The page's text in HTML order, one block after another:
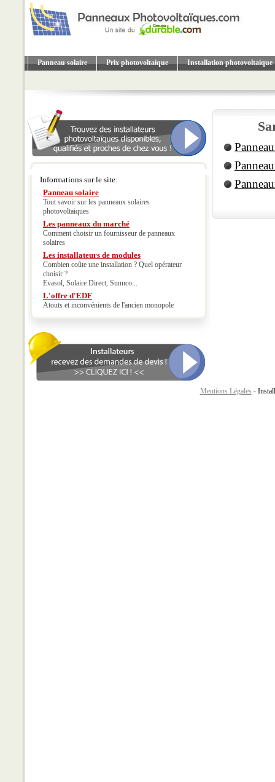
Panneau solaire Prix photovoltaique Installation photovoltaique
Informations sur le site:
Panneau solaire
Tout savoir sur les panneaux solaires
photovoltaiques
Les panneaux du marché
Comment choisir un fournisseur de panneaux
solaires
Les installateurs de modules
Combien coûte une installation ? Quel opérateur
choisir ?
Evasol, Solaire Direct, Sunnco...
L'offre d'EDF
Atouts et inconvénients de l'ancien monopole
Mentions Légales -